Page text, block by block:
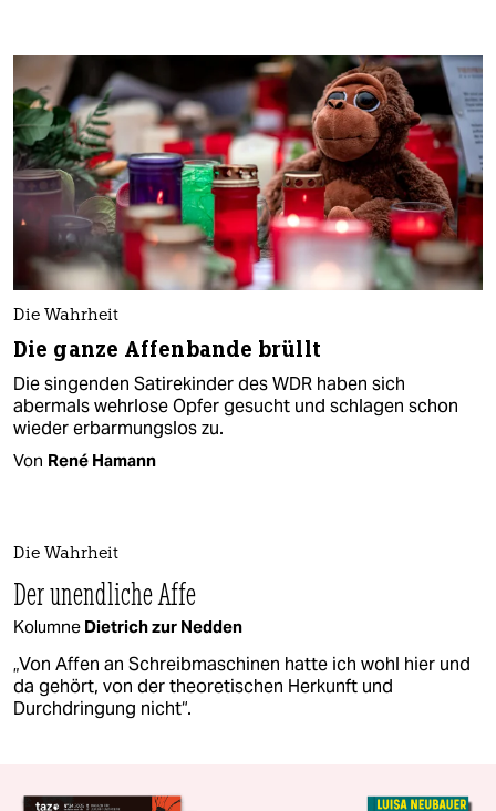
Die Wahrheit
Die ganze Affenbande brüllt
Die singenden Satirekinder des WDR haben sich
abermals wehrlose Opfer gesucht und schlagen schon
wieder erbarmungslos zu.
Von René Hamann
Die Wahrheit
Der unendliche Affe
Kolumne Dietrich zur Nedden
„Von Affen an Schreibmaschinen hatte ich wohl hier und
da gehört, von der theoretischen Herkunft und
Durchdringung nicht“.